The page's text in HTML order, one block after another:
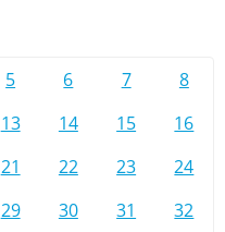
5 6 7
8
13 14 15
16
21 22 23
24
29 30 31
32